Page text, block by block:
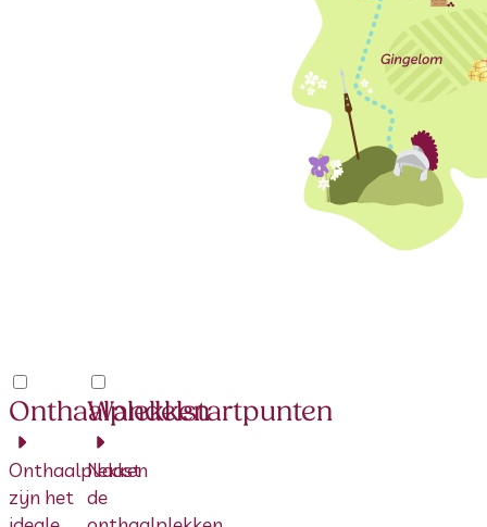
Onthaalplekken
Onthaalplekken
zijn het
Wandelstartpunten
Naast
de